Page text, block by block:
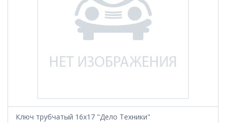
Ключ трубчатый 16х17 "Дело Техники"